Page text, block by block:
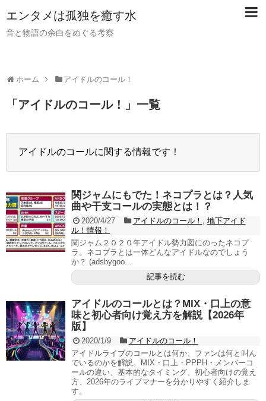
【PR】当サイトではアフィリエイト広告（PR）を利用し
ています。記事内ではアフィリエイトプログラムを利用し
て商品・サービスを紹介しています。
エンタメは孤独を癒す水
音と物語の余白をめぐる考察
ホーム アイドルのコール！
「 アイドルのコール！ 」 一覧
アイドルのコールに関する情報です！
関ジャムにもでた！ネコプラとは？人気
曲や干支コールの実態とは！？
2020/4/27 アイドルのコール！ , 地下アイド
ル！情報！
関ジャム２０２０年アイドル勢力図にのったネコプ
ラ。ネコプラとは一体どんなアイドルなのでしょう
か？ (adsbygoo...
記事を読む
アイドルのコールとは？MIX・口上の意
味と初心者向け覚え方を解説【2026年
版】
2020/1/9
アイドルのコール！
アイドルライブのコールとは何か、ファンは何と叫ん
でいるのかを解説。MIX・口上・PPPH・メンバーコ
ールの違い、基本的なタイミング、初心者向けの覚え
方、2026年のライブマナーを分かりやすく紹介しま
す。